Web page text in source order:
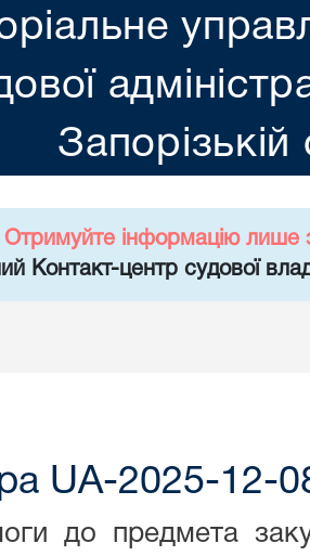
Запорізькій
Отримуйте інформацію лише
Контакт-центр судової
UA-2025-12-
до предмета